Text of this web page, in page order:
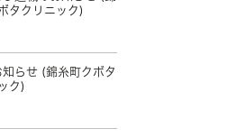
タクリニック)
らせ (錦糸町クボタ
ク)